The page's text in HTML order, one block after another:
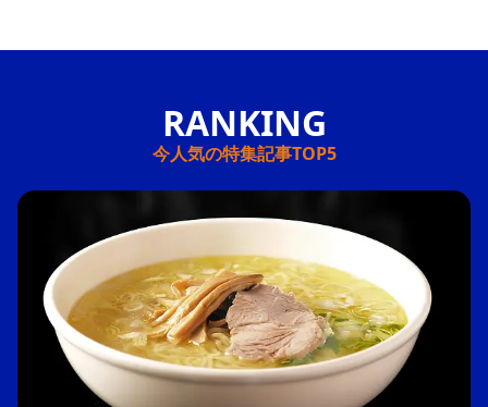
今人気の特集記事TOP5